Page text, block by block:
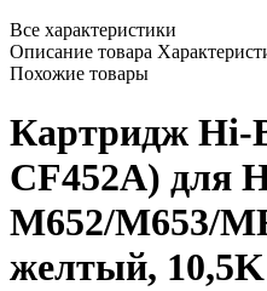
Все характеристики
Описание товара
Похожие товары
Картридж Hi-
CF452A) для
M652/M653/
желтый, 10,5K